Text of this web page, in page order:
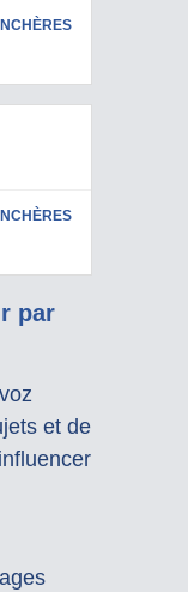
par
et de